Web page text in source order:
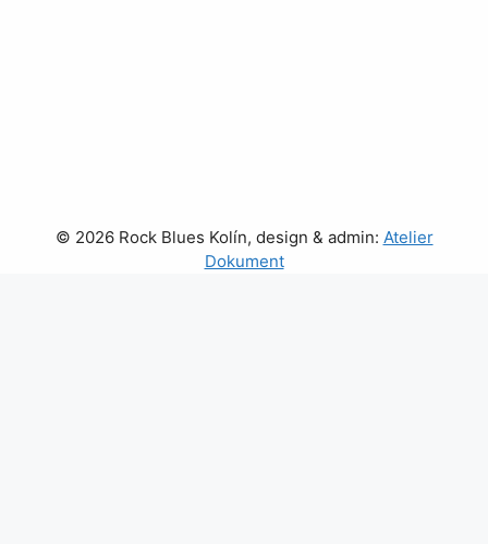
© 2026 Rock Blues Kolín, design & admin: Atelier
Dokument